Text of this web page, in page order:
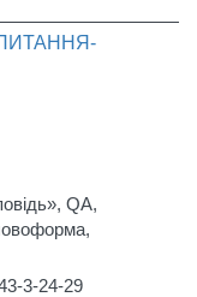
QA,
3-24-29